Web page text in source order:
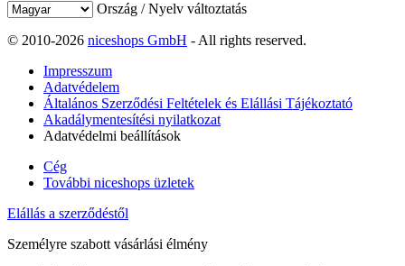
Ország / Nyelv változtatás
© 2010-2026 niceshops GmbH - All rights reserved.
Impresszum
Adatvédelem
Általános Szerződési Feltételek és Elállási Tájékoztató
Akadálymentesítési nyilatkozat
Adatvédelmi beállítások
Cég
További niceshops üzletek
Elállás a szerződéstől
Személyre szabott vásárlási élmény